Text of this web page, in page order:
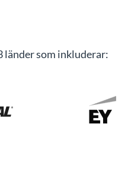
länder som inkluderar: